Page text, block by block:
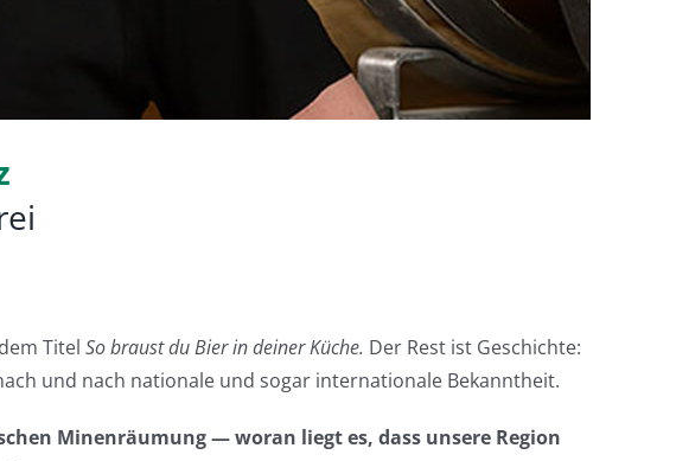
Titel So braust du Bier in deiner Küche. Der Rest ist Geschichte:
und nach nationale und sogar internationale Bekanntheit.
Minenräumung — woran liegt es, dass unsere Region